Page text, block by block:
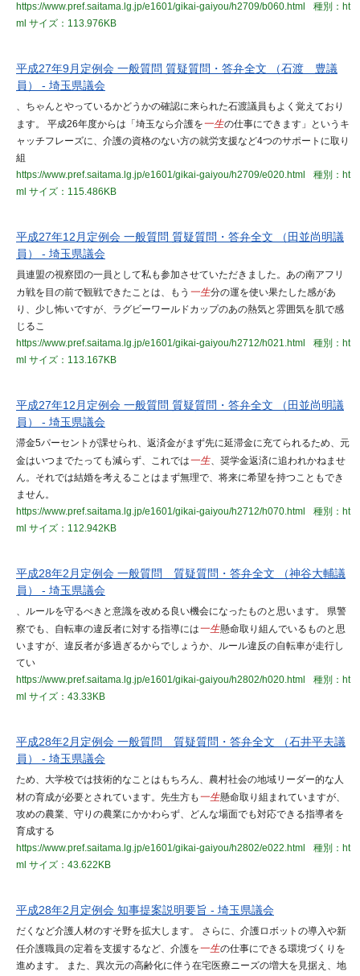
https://www.pref.saitama.lg.jp/e1601/gikai-gaiyou/h2709/b060.html
種別：ht
ml サイズ：113.976KB
平成27年9月定例会 一般質問 質疑質問・答弁全文 （石渡 豊議
員） - 埼玉県議会
、ちゃんとやっているかどうかの確認に来られた石渡議員もよく覚えており
ます。 平成26年度からは「埼玉なら介護を一生の仕事にできます」というキ
ャッチフレーズに、介護の資格のない方の就労支援など4つのサポートに取り
組
https://www.pref.saitama.lg.jp/e1601/gikai-gaiyou/h2709/e020.html
種別：ht
ml サイズ：115.486KB
平成27年12月定例会 一般質問 質疑質問・答弁全文 （田並尚明議
員） - 埼玉県議会
員連盟の視察団の一員として私も参加させていただきました。あの南アフリ
カ戦を目の前で観戦できたことは、もう 一生分の運を使い果たした感があ
り、少し怖いですが、ラグビーワールドカップのあの熱気と雰囲気を肌で感
じるこ
https://www.pref.saitama.lg.jp/e1601/gikai-gaiyou/h2712/h021.html
種別：ht
ml サイズ：113.167KB
平成27年12月定例会 一般質問 質疑質問・答弁全文 （田並尚明議
員） - 埼玉県議会
滞金5パーセントが課せられ、返済金がまず先に延滞金に充てられるため、元
金はいつまでたっても減らず、これでは一生、奨学金返済に追われかねませ
ん。それでは結婚を考えることはまず無理で、将来に希望を持つこともでき
ません。
https://www.pref.saitama.lg.jp/e1601/gikai-gaiyou/h2712/h070.html
種別：ht
ml サイズ：112.942KB
平成28年2月定例会 一般質問 質疑質問・答弁全文 （神谷大輔議
員） - 埼玉県議会
、ルールを守るべきと意識を改める良い機会になったものと思います。 県警
察でも、自転車の違反者に対する指導には一生懸命取り組んでいるものと思
いますが、違反者が多過ぎるからでしょうか、ルール違反の自転車が走行し
てい
https://www.pref.saitama.lg.jp/e1601/gikai-gaiyou/h2802/h020.html
種別：ht
ml サイズ：43.33KB
平成28年2月定例会 一般質問 質疑質問・答弁全文 （石井平夫議
員） - 埼玉県議会
ため、大学校では技術的なことはもちろん、農村社会の地域リーダー的な人
材の育成が必要とされています。先生方も 一生懸命取り組まれていますが、
攻めの農業、守りの農業にかかわらず、どんな場面でも対応できる指導者を
育成する
https://www.pref.saitama.lg.jp/e1601/gikai-gaiyou/h2802/e022.html
種別：ht
ml サイズ：43.622KB
平成28年2月定例会 知事提案説明要旨 - 埼玉県議会
だくなど介護人材のすそ野を拡大します。 さらに、介護ロボットの導入や新
任介護職員の定着を支援するなど、介護を一生の仕事にできる環境づくりを
進めます。 また、異次元の高齢化に伴う在宅医療ニーズの増大を見据え、地